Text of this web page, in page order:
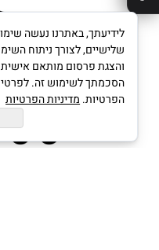
שלישיים, לצורך ניתוח
והצגת פרסום מותאם
הסכמתך לשימוש זה. לפרטים
הפרטיות. מדיניות הפרטיות